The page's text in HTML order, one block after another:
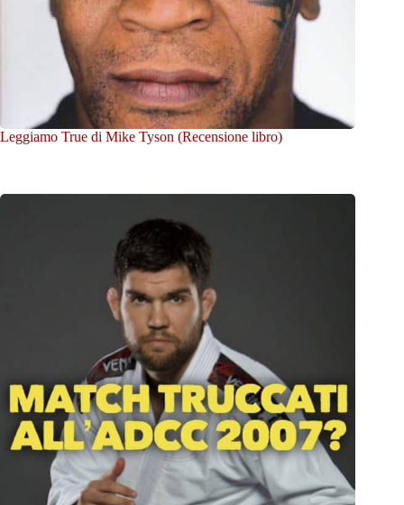
Leggiamo True di Mike Tyson (Recensione libro)